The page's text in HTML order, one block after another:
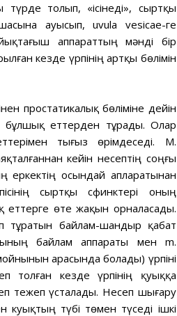
толып, «ісінеді», сыртқы
ауысып, uvula vesicae-ге
аппараттың мәнді бір
кезде үрпінің артқы бөлімін
простатикалық бөліміне дейін
бұлшық еттерден тұрады. Олар
тығыз өрімдеседі. M.
кейін несептің соңғы
еркектің осындай апларатынан
сыртқы сфинктері оның
еттерге өте жақын орналасады.
тұратын байлам-шандыр қабат
байлам аппараты мен m.
арасында болады) үрпіні
толған кезде үрпінің қуыққа
тежеп үсталады. Несеп шығару
куықтың түбі төмен түседі ішкі